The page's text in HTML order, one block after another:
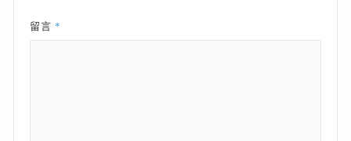
留言 *